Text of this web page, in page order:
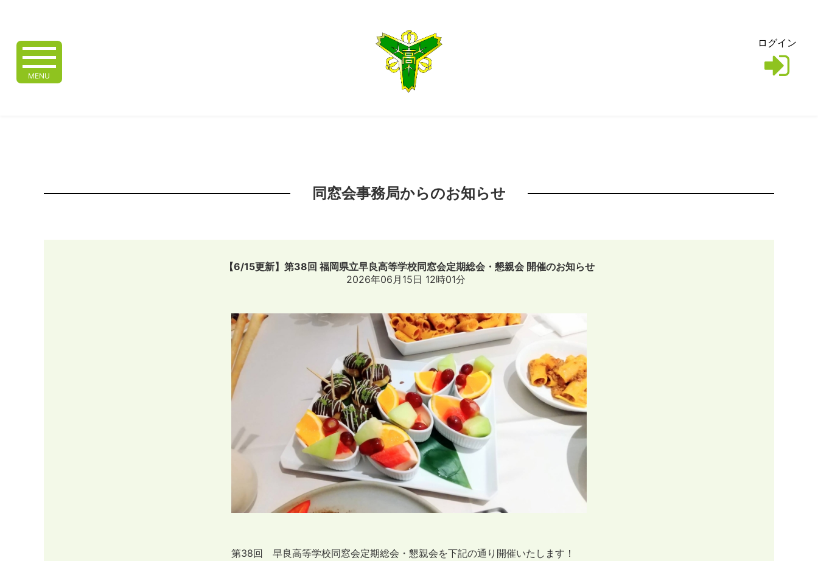
MENU
ログイン
同窓会事務局からのお知らせ
【6/15更新】第38回 福岡県立早良高等学校同窓会定期総会・懇親会 開催のお知らせ
2026年06月15日 12時01分
第38回 早良高等学校同窓会定期総会・懇親会を下記の通り開催いたします！